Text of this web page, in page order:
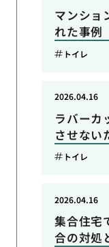
マンショ
れた事例
トイレ
ラバーカ
させない
2026.04.16
トイレ
集合住宅
合の対処
2026.04.16